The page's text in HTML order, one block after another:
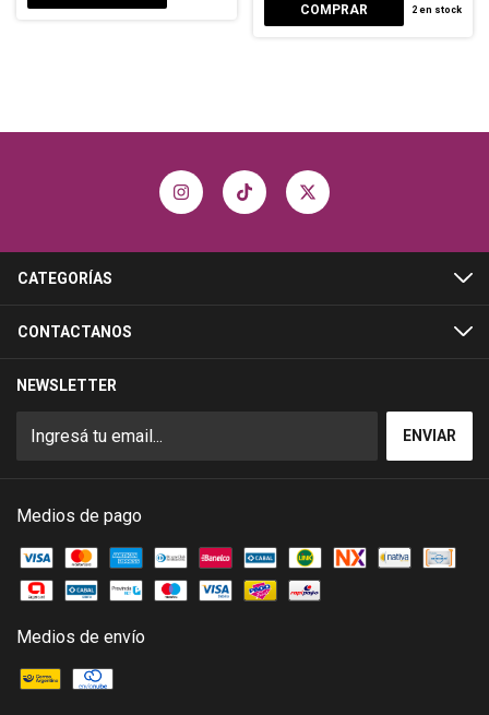
2 en stock
CATEGORÍAS
CONTACTANOS
NEWSLETTER
Medios de pago
Medios de envío